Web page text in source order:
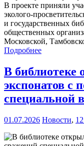
В проекте приняли
эколого-
и государственных
общественных
Московской,
Подробнее
В библиотеке
экспонатов с
специальной
01.07.2026 Новости,